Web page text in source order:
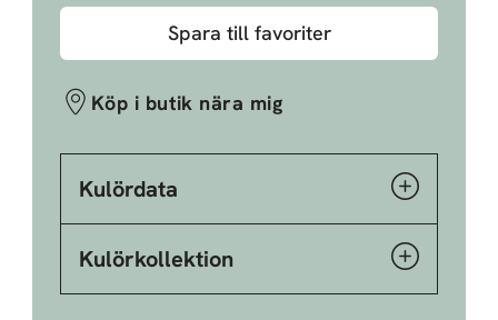
Spara till favoriter
Köp i butik nära mig
Kulördata
Kulörkollektion